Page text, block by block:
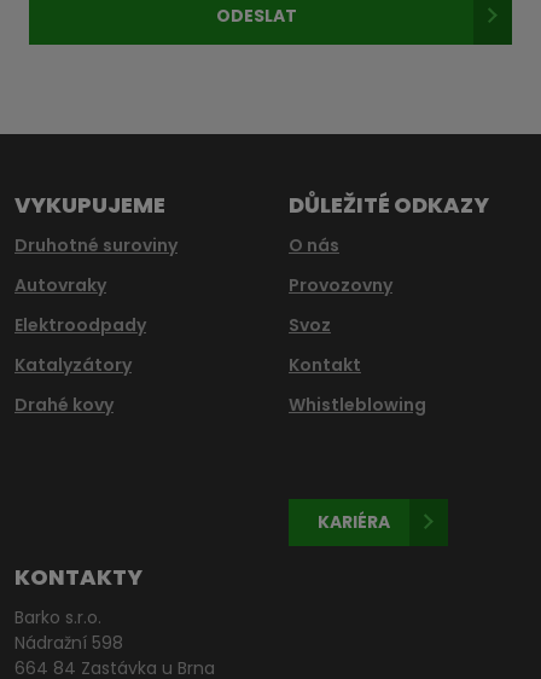
ODESLAT
nepodařilo
VYKUPUJEME
Druhotné suroviny
Autovraky
Elektroodpady
Katalyzátory
Drahé kovy
DŮLEŽITÉ ODKAZY
O nás
Provozovny
Svoz
Kontakt
Whistleblowing
KARIÉRA
KONTAKTY
Barko s.r.o.
Nádražní 598
664 84 Zastávka u Brna